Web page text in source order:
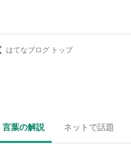
はてなブログ トップ
言葉の解説 ネットで話題